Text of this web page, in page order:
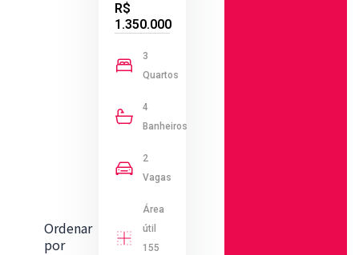
Ordenar
por
R$
1.350.000
3
Quartos
4
Banheiros
2
Vagas
Área
útil
155